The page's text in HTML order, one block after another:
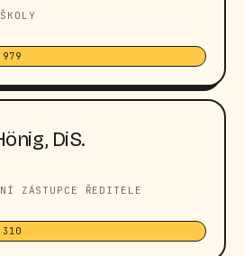
DiS.
ZÁSTUPCE ŘEDITELE